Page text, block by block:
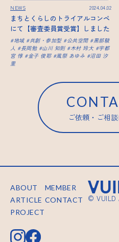
NEWS 2024.04.02
まちとくらしのトライアルコンペ
にて【審査委員賞受賞】しました
地域 共創・参加型 公共空間
黒部駿
人
長岡勉 山川 知則 木村 玲大
宇都
宮 惇
金子 俊耶 風祭 あゆみ
沼田 汐
里
ご依頼・ご相
ABOUT
ARTICLE
PROJECT
MEMBER
CONTACT
© VUILD